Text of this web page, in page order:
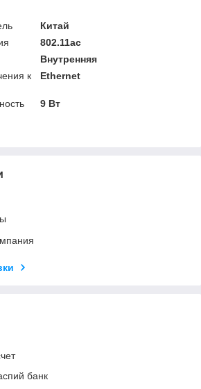
Китай
802.11ac
Внутренняя
к
Ethernet
9 Вт
банк